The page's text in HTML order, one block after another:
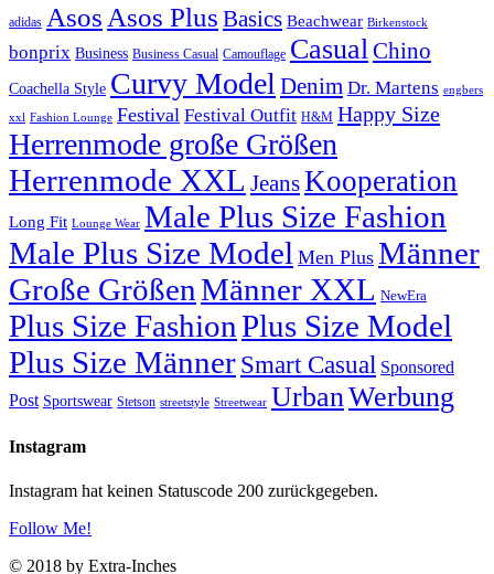
adidas Asos Asos Plus Basics Beachwear Birkenstock
bonprix Business Business Casual Camouflage CasualChino
Coachella Style Curvy Model Denim Dr. Martens engbers
xxl Fashion Lounge Festival Festival Outfit H&M Happy Size
Herrenmode große Größen
Herrenmode XXL JeansKooperation
Long Fit Lounge Wear Male Plus Size Fashion
Male Plus Size Model Men Plus Männer
Große GrößenMänner XXL NewEra
Plus Size FashionPlus Size Model
Plus Size MännerSmart Casual Sponsored
Post Sportswear Stetson streetstyle Streetwear UrbanWerbung
Instagram
Instagram hat keinen Statuscode 200 zurückgegeben.
Follow Me!
© 2018 by Extra-Inches